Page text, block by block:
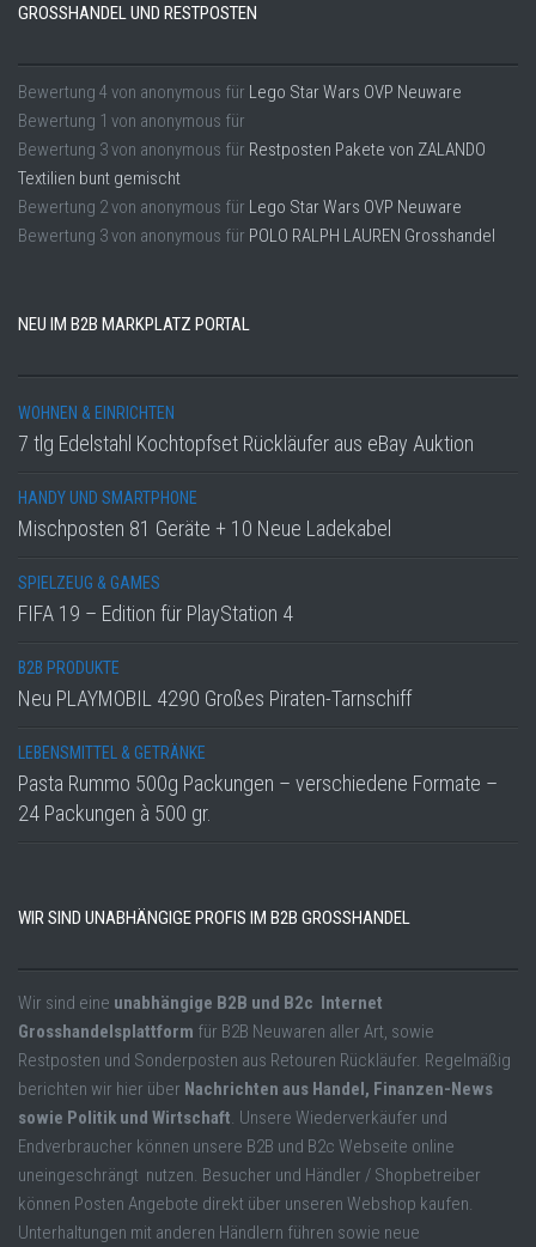
GROSSHANDEL UND RESTPOSTEN
Bewertung 4 von anonymous für Lego Star Wars OVP Neuware
Bewertung 1 von anonymous für
Bewertung 3von anonymous für Restposten Pakete von ZALANDO
Textilien bunt gemischt
Bewertung 2von anonymous für Lego Star Wars OVP Neuware
Bewertung 3von anonymous für POLO RALPH LAUREN Grosshandel
NEU IM B2B MARKPLATZ PORTAL
WOHNEN & EINRICHTEN
7 tlg Edelstahl Kochtopfset Rückläufer aus eBay Auktion
HANDY UND SMARTPHONE
Mischposten 81 Geräte + 10 Neue Ladekabel
SPIELZEUG & GAMES
FIFA 19 – Edition für PlayStation 4
B2B PRODUKTE
Neu PLAYMOBIL 4290 Großes Piraten-Tarnschiff
LEBENSMITTEL & GETRÄNKE
Pasta Rummo 500g Packungen – verschiedene Formate –
24 Packungen à 500 gr.
WIR SIND UNABHÄNGIGE PROFIS IM B2B GROSSHANDEL
Wir sind eine unabhängige B2B und B2c Internet
Grosshandelsplattform für B2B Neuwaren aller Art, sowie
Restposten und Sonderposten aus Retouren Rückläufer. Regelmäßig
berichten wir hier über Nachrichten aus Handel, Finanzen-News
sowie Politik und Wirtschaft. Unsere Wiederverkäufer und
Endverbraucher können unsere B2B und B2c Webseite online
uneingeschrängt nutzen. Besucher und Händler / Shopbetreiber
können Posten Angebote direkt über unseren Webshop kaufen.
Unterhaltungen mit anderen Händlern führen sowie neue